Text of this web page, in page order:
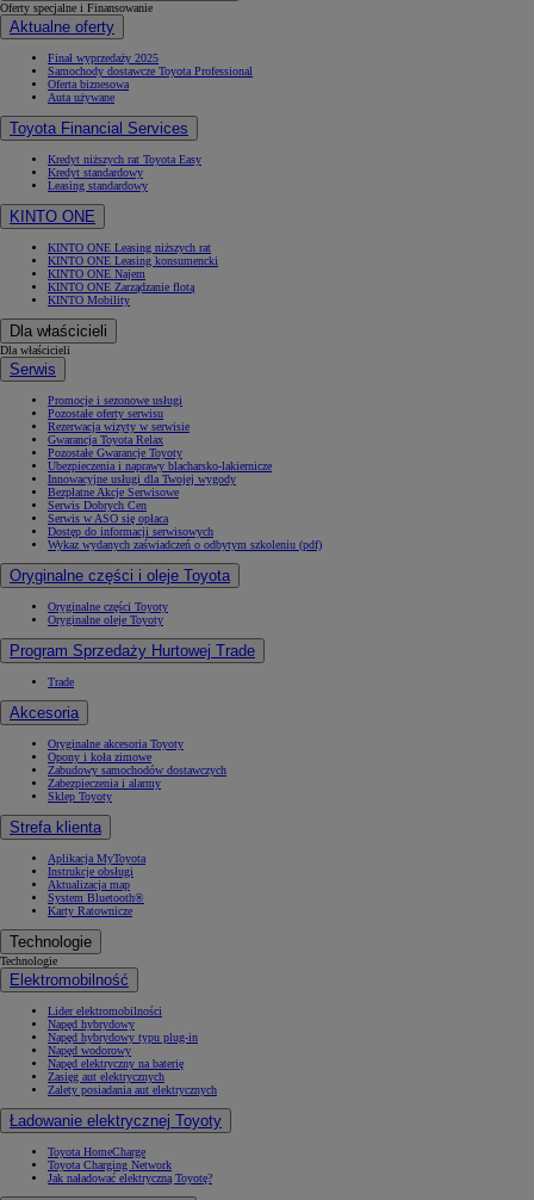
Oferty specjalne i Finansowanie
Aktualne oferty
Finał wyprzedaży 2025
Samochody dostawcze Toyota Professional
Oferta biznesowa
Auta używane
Toyota Financial Services
Kredyt niższych rat Toyota Easy
Kredyt standardowy
Leasing standardowy
KINTO ONE
KINTO ONE Leasing niższych rat
KINTO ONE Leasing konsumencki
KINTO ONE Najem
KINTO ONE Zarządzanie flotą
KINTO Mobility
Dla właścicieli
Dla właścicieli
Serwis
Promocje i sezonowe usługi
Pozostałe oferty serwisu
Rezerwacja wizyty w serwisie
Gwarancja Toyota Relax
Pozostałe Gwarancje Toyoty
Ubezpieczenia i naprawy blacharsko-lakiernicze
Innowacyjne usługi dla Twojej wygody
Bezpłatne Akcje Serwisowe
Serwis Dobrych Cen
Serwis w ASO się opłaca
Dostęp do informacji serwisowych
Wykaz wydanych zaświadczeń o odbytym szkoleniu (pdf)
Oryginalne części i oleje Toyota
Oryginalne części Toyoty
Oryginalne oleje Toyoty
Program Sprzedaży Hurtowej Trade
Trade
Akcesoria
Oryginalne akcesoria Toyoty
Opony i koła zimowe
Zabudowy samochodów dostawczych
Zabezpieczenia i alarmy
Sklep Toyoty
Strefa klienta
Aplikacja MyToyota
Instrukcje obsługi
Aktualizacja map
System Bluetooth®
Karty Ratownicze
Technologie
Technologie
Elektromobilność
Lider elektromobilności
Napęd hybrydowy
Napęd hybrydowy typu plug-in
Napęd wodorowy
Napęd elektryczny na baterię
Zasięg aut elektrycznych
Zalety posiadania aut elektrycznych
Ładowanie elektrycznej Toyoty
Toyota HomeCharge
Toyota Charging Network
Jak naładować elektryczną Toyotę?